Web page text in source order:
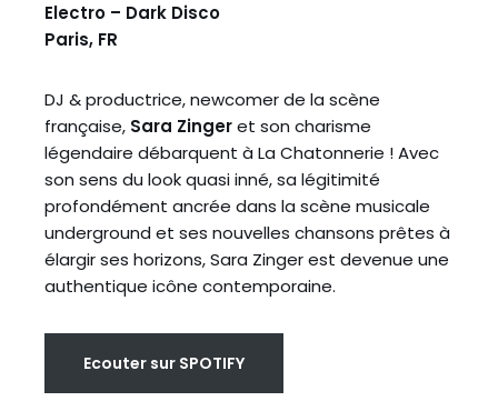
Electro – Dark Disco
Paris, FR
DJ & productrice, newcomer de la scène
française, Sara Zingeret son charisme
légendaire débarquent à La Chatonnerie ! Avec
son sens du look quasi inné, sa légitimité
profondément ancrée dans la scène musicale
underground et ses nouvelles chansons prêtes à
élargir ses horizons, Sara Zinger est devenue une
authentique icône contemporaine.
Ecouter sur SPOTIFY